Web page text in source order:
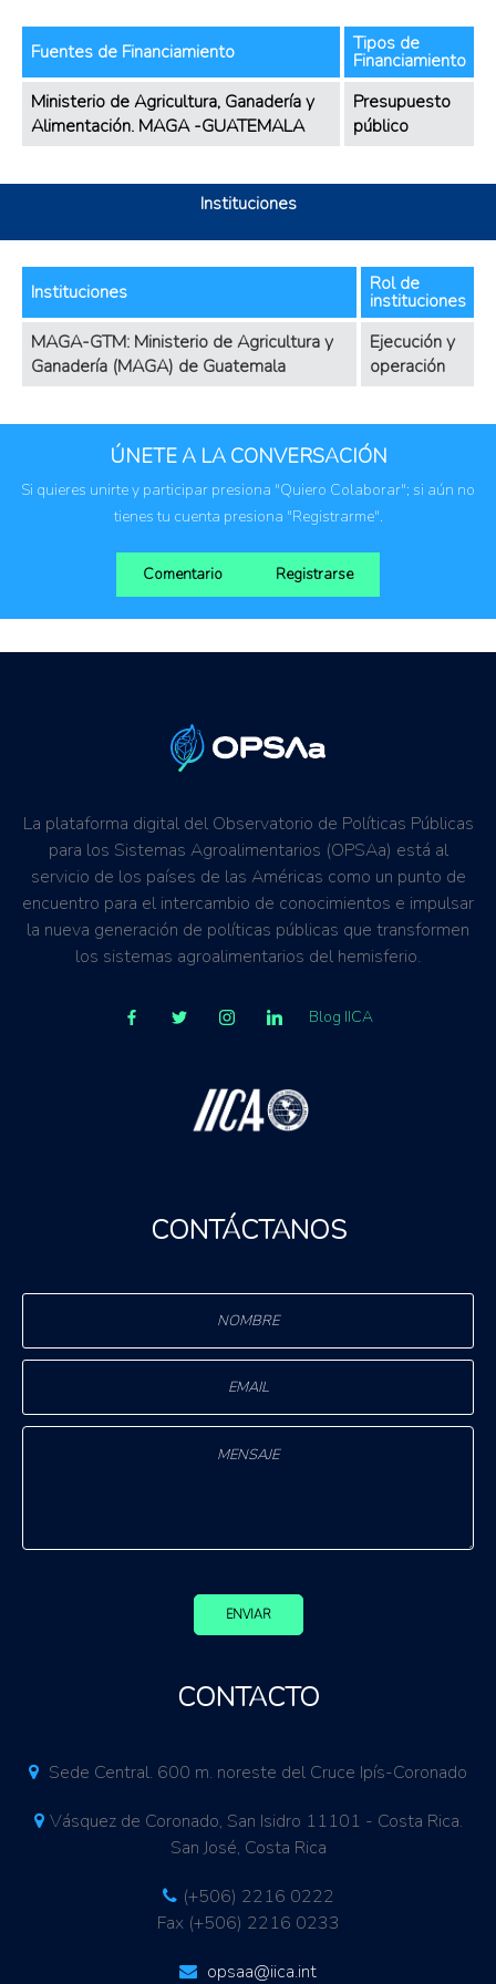
Fuentes de Financiamiento Tipos de
Financiamiento
Ministerio de Agricultura, Ganadería y
Alimentación. MAGA -GUATEMALA
Presupuesto
público
Instituciones
Instituciones Rol de
instituciones
MAGA-GTM: Ministerio de Agricultura y
Ganadería (MAGA) de Guatemala
Ejecución y
operación
ÚNETE A LA CONVERSACIÓN
Si quieres unirte y participar presiona "Quiero Colaborar"; si aún no
tienes tu cuenta presiona "Registrarme".
Comentario Registrarse
La plataforma digital del Observatorio de Políticas Públicas
para los Sistemas Agroalimentarios (OPSAa) está al
servicio de los países de las Américas como un punto de
encuentro para el intercambio de conocimientos e impulsar
la nueva generación de políticas públicas que transformen
los sistemas agroalimentarios del hemisferio.
Blog IICA
CONTÁCTANOS
ENVIAR
CONTACTO
Sede Central. 600 m. noreste del Cruce Ipís-Coronado
Vásquez de Coronado, San Isidro 11101 - Costa Rica.
San José, Costa Rica
(+506) 2216 0222
Fax (+506) 2216 0233
opsaa@iica.int